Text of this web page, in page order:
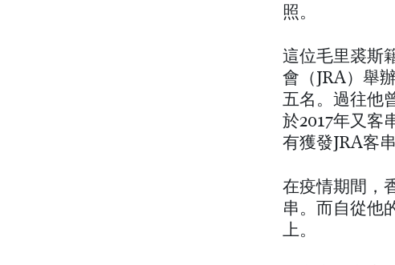
照。
這位毛里裘斯
會（JRA）舉
五名。過往他
於2017年又客
有獲發JRA客
在疫情期間，
串。而自從他
上。